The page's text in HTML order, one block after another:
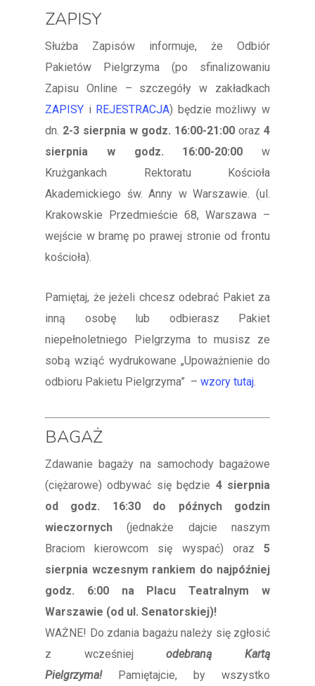
ZAPISY
Służba Zapisów informuje, że Odbiór
Pakietów Pielgrzyma (po sfinalizowaniu
Zapisu Online – szczegóły w zakładkach
ZAPISY i REJESTRACJA) będzie możliwy w
dn. 2-3 sierpnia w godz. 16:00-21:00 oraz 4
sierpnia w godz. 16:00-20:00 w
Krużgankach Rektoratu Kościoła
Akademickiego św. Anny w Warszawie. (ul.
Krakowskie Przedmieście 68, Warszawa –
wejście w bramę po prawej stronie od frontu
kościoła).
Pamiętaj, że jeżeli chcesz odebrać Pakiet za
inną osobę lub odbierasz Pakiet
niepełnoletniego Pielgrzyma to musisz ze
sobą wziąć wydrukowane „Upoważnienie do
odbioru Pakietu Pielgrzyma” – wzory tutaj.
BAGAŻ
Zdawanie bagaży na samochody bagażowe
(ciężarowe) odbywać się będzie 4 sierpnia
od godz. 16:30 do późnych godzin
wieczornych (jednakże dajcie naszym
Braciom kierowcom się wyspać) oraz 5
sierpnia wczesnym rankiem do najpóźniej
godz. 6:00 na Placu Teatralnym w
Warszawie (od ul. Senatorskiej)!
WAŻNE! Do zdania bagażu należy się zgłosić
z wcześniejodebraną Kartą
Pielgrzyma!Pamiętajcie, by wszystko